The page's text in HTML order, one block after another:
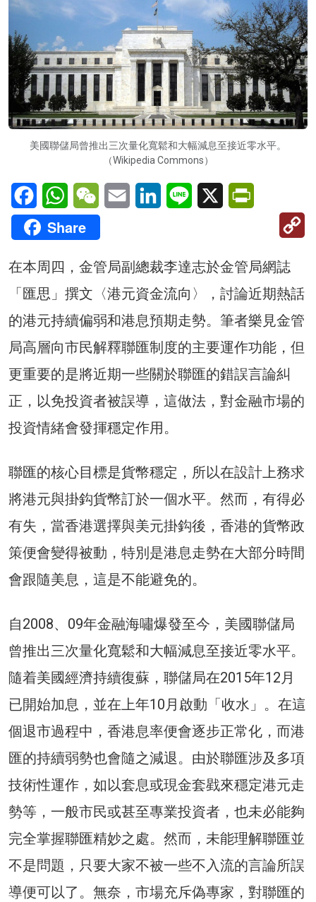
美國聯儲局曾推出三次量化寬鬆和大幅減息至接近零水平。
（Wikipedia Commons）
FacebookWhatsAppWeChatEmail LinkedInLine X
Share
在本周四，金管局副總裁李達志於金管局網誌
「匯思」撰文〈港元資金流向〉，討論近期熱話
的港元持續偏弱和港息預期走勢。筆者樂見金管
局高層向市民解釋聯匯制度的主要運作功能，但
更重要的是將近期一些關於聯匯的錯誤言論糾
正，以免投資者被誤導，這做法，對金融市場的
投資情緒會發揮穩定作用。
聯匯的核心目標是貨幣穩定，所以在設計上務求
將港元與掛鈎貨幣訂於一個水平。然而，有得必
有失，當香港選擇與美元掛鈎後，香港的貨幣政
策便會變得被動，特別是港息走勢在大部分時間
會跟隨美息，這是不能避免的。
自2008、09年金融海嘯爆發至今，美國聯儲局
曾推出三次量化寬鬆和大幅減息至接近零水平。
隨着美國經濟持續復蘇，聯儲局在2015年12月
已開始加息，並在上年10月啟動「收水」。在這
個退市過程中，香港息率便會逐步正常化，而港
匯的持續弱勢也會隨之減退。由於聯匯涉及多項
技術性運作，如以套息或現金套戥來穩定港元走
勢等，一般市民或甚至專業投資者，也未必能夠
完全掌握聯匯精妙之處。然而，未能理解聯匯並
不是問題，只要大家不被一些不入流的言論所誤
導便可以了。無奈，市場充斥偽專家，對聯匯的